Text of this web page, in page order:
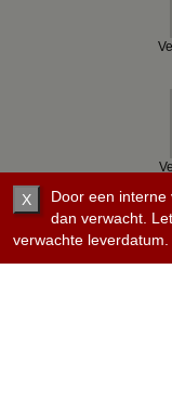
X
Door een
dan verwacht.
verwachte leverdatum.